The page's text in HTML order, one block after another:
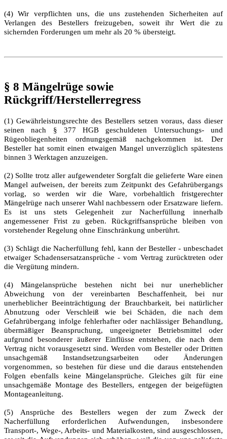
(4) Wir verpflichten uns, die uns zustehenden Sicherheiten auf
Verlangen des Bestellers freizugeben, soweit ihr Wert die zu
sichernden Forderungen um mehr als 20 % übersteigt.
§ 8 Mängelrüge sowie
Rückgriff/Herstellerregress
(1) Gewährleistungsrechte des Bestellers setzen voraus, dass dieser
seinen nach § 377 HGB geschuldeten Untersuchungs- und
Rügeobliegenheiten ordnungsgemäß nachgekommen ist. Der
Besteller hat somit einen etwaigen Mangel unverzüglich spätestens
binnen 3 Werktagen anzuzeigen.
(2) Sollte trotz aller aufgewendeter Sorgfalt die gelieferte Ware einen
Mangel aufweisen, der bereits zum Zeitpunkt des Gefahrübergangs
vorlag, so werden wir die Ware, vorbehaltlich fristgerechter
Mängelrüge nach unserer Wahl nachbessern oder Ersatzware liefern.
Es ist uns stets Gelegenheit zur Nacherfüllung innerhalb
angemessener Frist zu geben. Rückgriffsansprüche bleiben von
vorstehender Regelung ohne Einschränkung unberührt.
(3) Schlägt die Nacherfüllung fehl, kann der Besteller - unbeschadet
etwaiger Schadensersatzansprüche - vom Vertrag zurücktreten oder
die Vergütung mindern.
(4) Mängelansprüche bestehen nicht bei nur unerheblicher
Abweichung von der vereinbarten Beschaffenheit, bei nur
unerheblicher Beeinträchtigung der Brauchbarkeit, bei natürlicher
Abnutzung oder Verschleiß wie bei Schäden, die nach dem
Gefahrübergang infolge fehlerhafter oder nachlässiger Behandlung,
übermäßiger Beanspruchung, ungeeigneter Betriebsmittel oder
aufgrund besonderer äußerer Einflüsse entstehen, die nach dem
Vertrag nicht vorausgesetzt sind. Werden vom Besteller oder Dritten
unsachgemäß Instandsetzungsarbeiten oder Änderungen
vorgenommen, so bestehen für diese und die daraus entstehenden
Folgen ebenfalls keine Mängelansprüche. Gleiches gilt für eine
unsachgemäße Montage des Bestellers, entgegen der beigefügten
Montageanleitung.
(5) Ansprüche des Bestellers wegen der zum Zweck der
Nacherfüllung erforderlichen Aufwendungen, insbesondere
Transport-, Wege-, Arbeits- und Materialkosten, sind ausgeschlossen,